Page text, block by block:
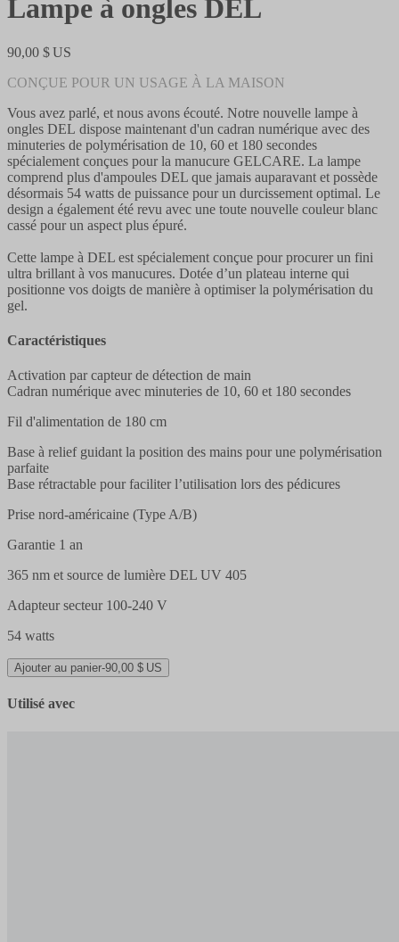
Lampe à ongles DEL
90,00 $ US
CONÇUE POUR UN USAGE À LA MAISON
Vous avez parlé, et nous avons écouté. Notre nouvelle lampe à
ongles DEL dispose maintenant d'un cadran numérique avec des
minuteries de polymérisation de 10, 60 et 180 secondes
spécialement conçues pour la manucure GELCARE. La lampe
comprend plus d'ampoules DEL que jamais auparavant et possède
désormais 54 watts de puissance pour un durcissement optimal. Le
design a également été revu avec une toute nouvelle couleur blanc
cassé pour un aspect plus épuré.
Cette lampe à DEL est spécialement conçue pour procurer un fini
ultra brillant à vos manucures. Dotée d’un plateau interne qui
positionne vos doigts de manière à optimiser la polymérisation du
gel.
Caractéristiques
Activation par capteur de détection de main
Cadran numérique avec minuteries de 10, 60 et 180 secondes
Fil d'alimentation de 180 cm
Base à relief guidant la position des mains pour une polymérisation
parfaite
Base rétractable pour faciliter l’utilisation lors des pédicures
Prise nord-américaine (Type A/B)
Garantie 1 an
365 nm et source de lumière DEL UV 405
Adapteur secteur 100-240 V
54 watts
Ajouter au panier-90,00 $ US
Utilisé avec